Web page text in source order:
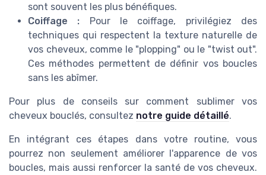
sont souvent les plus bénéfiques.
Coiffage : Pour le coiffage, privilégiez des
techniques qui respectent la texture naturelle de
vos cheveux, comme le "plopping" ou le "twist out".
Ces méthodes permettent de définir vos boucles
sans les abîmer.
Pour plus de conseils sur comment sublimer vos
cheveux bouclés, consultez notre guide détaillé.
En intégrant ces étapes dans votre routine, vous
pourrez non seulement améliorer l'apparence de vos
boucles, mais aussi renforcer la santé de vos cheveux.